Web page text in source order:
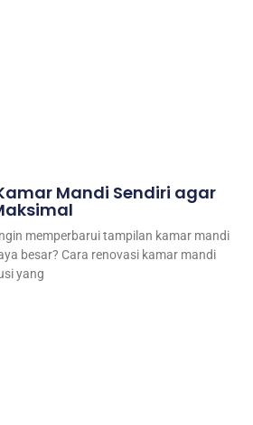
Mandi Sendiri agar
memperbarui tampilan kamar mandi
besar? Cara renovasi kamar mandi
yang